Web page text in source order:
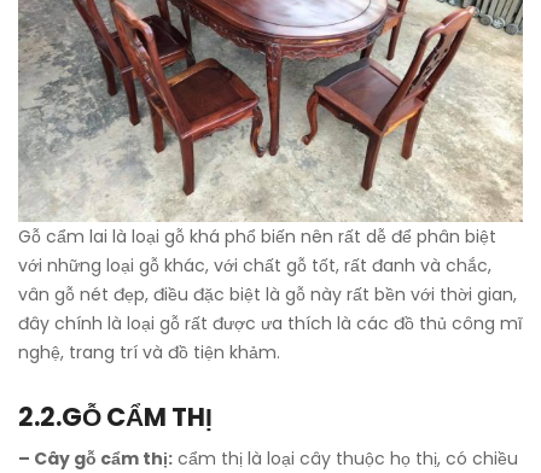
Gỗ cẩm lai là loại gỗ khá phổ biến nên rất dễ để phân biệt
với những loại gỗ khác, với chất gỗ tốt, rất đanh và chắc,
vân gỗ nét đẹp, điều đặc biệt là gỗ này rất bền với thời gian,
đây chính là loại gỗ rất được ưa thích là các đồ thủ công mĩ
nghệ, trang trí và đồ tiện khảm.
2.2.GỖ CẨM THỊ
– Cây gỗ cẩm thị: cẩm thị là loại cây thuộc họ thị, có chiều